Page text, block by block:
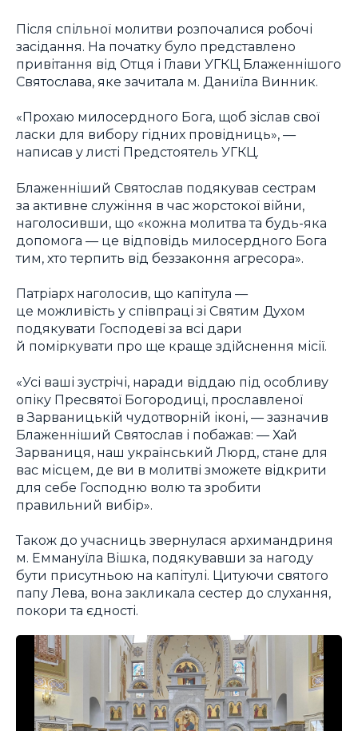
Після спільної молитви розпочалися робочі
засідання. На початку було представлено
привітання від Отця і Глави УГКЦ Блаженнішого
Святослава, яке зачитала м. Даниїла Винник.
«Прохаю милосердного Бога, щоб зіслав свої
ласки для вибору гідних провідниць», —
написав у листі Предстоятель УГКЦ.
Блаженніший Святослав подякував сестрам
за активне служіння в час жорстокої війни,
наголосивши, що «кожна молитва та будь-яка
допомога — це відповідь милосердного Бога
тим, хто терпить від беззаконня агресора».
Патріарх наголосив, що капітула —
це можливість у співпраці зі Святим Духом
подякувати Господеві за всі дари
й поміркувати про ще краще здійснення місії.
«Усі ваші зустрічі, наради віддаю під особливу
опіку Пресвятої Богородиці, прославленої
в Зарваницькій чудотворній іконі, — зазначив
Блаженніший Святослав і побажав: — Хай
Зарваниця, наш український Люрд, стане для
вас місцем, де ви в молитві зможете відкрити
для себе Господню волю та зробити
правильний вибір».
Також до учасниць звернулася архимандриня
м. Еммануїла Вішка, подякувавши за нагоду
бути присутньою на капітулі. Цитуючи святого
папу Лева, вона закликала сестер до слухання,
покори та єдності.